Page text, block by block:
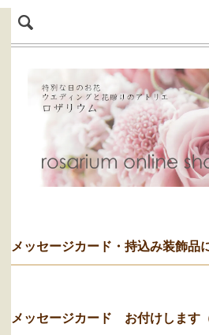
メッセージカード・持込み装飾品
メッセージカード お付けします（